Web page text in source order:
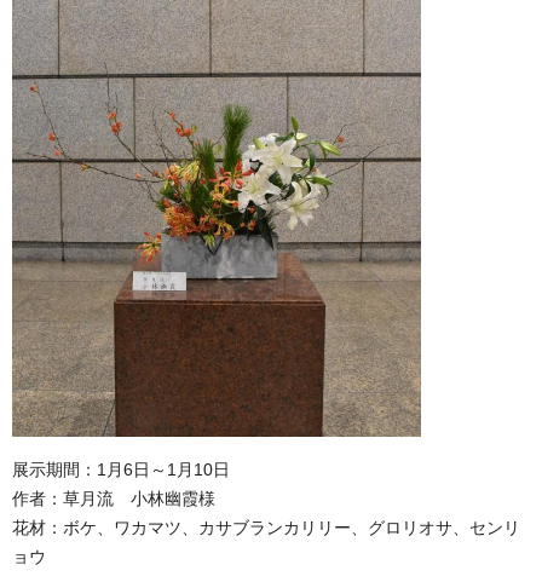
展示期間：1月6日～1月10日
作者：草月流 小林幽霞様
花材：ボケ、ワカマツ、カサブランカリリー、グロリオサ、センリ
ョウ